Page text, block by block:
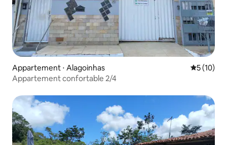
Appartement ⋅ Alagoinhas
5 (10)
Appartement confortable 2/4